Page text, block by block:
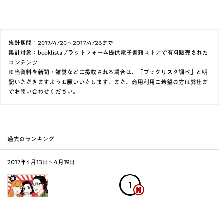
集計期間：2017/4/20～2017/4/26まで
集計対象：booklistaプラットフォーム提供電子書籍ストアで有料販売された
コンテンツ
※当資料を新聞・雑誌などに掲載される場合は、「ブックリスタ調べ」と明
記いただきますようお願いいたします。また、商用利用ご希望の方は弊社ま
でお問い合わせください。
過去のランキング
2017年4月13日〜4月19日
1